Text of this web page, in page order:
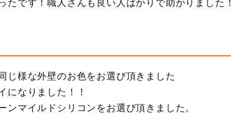
たです！職人さんも良い人ばかりで助かりました！
じ様な外壁のお色をお選び頂きました
になりました！！
ンマイルドシリコンをお選び頂きました。